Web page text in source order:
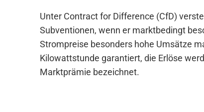
Unter Contract for Difference (CfD)
Subventionen, wenn er marktbedingt
Strompreise besonders hohe Umsätze
Kilowattstunde garantiert, die Erlöse
Marktprämie bezeichnet.